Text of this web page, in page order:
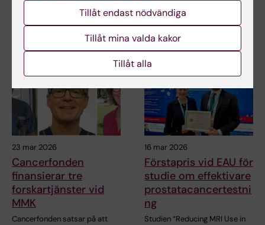
Relaterade artiklar
23 mar 2026
Cancerfonden
finansierar tre
forskartjänster vid
MMK
Cancerfonden satsar på att
16 mar 2026
Förstapris vid EAU för
studie om effektivare
prostatacancertestni
ng
Studien “Reducing MRI Use in
Tillåt endast nödvändiga
Tillåt mina valda kakor
Tillåt alla